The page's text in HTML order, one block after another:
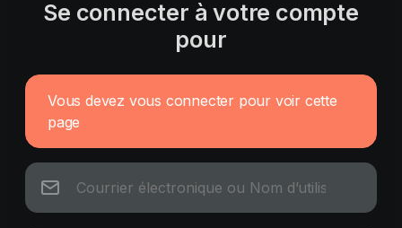
Se connecter à votre compte
pour
Vous devez vous connecter pour voir cette
page